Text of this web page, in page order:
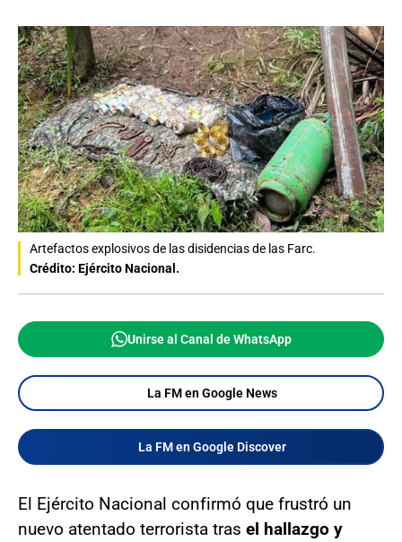
Artefactos explosivos de las disidencias de las Farc.
Crédito: Ejército Nacional.
Unirse al Canal de WhatsApp
La FM en Google News
La FM en Google Discover
El Ejército Nacional confirmó que frustró un
nuevo atentado terrorista tras el hallazgo y